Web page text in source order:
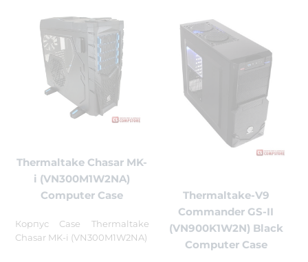
Thermaltake Chasar MK-
i (VN300M1W2NA)
Computer Case
Корпус Case Thermaltake
Chasar MK-i (VN300M1W2NA)
Thermaltake-V9
Commander GS-II
(VN900K1W2N) Black
Computer Case